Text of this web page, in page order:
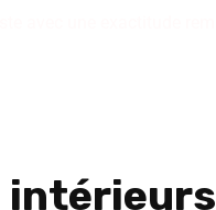
intérieurs